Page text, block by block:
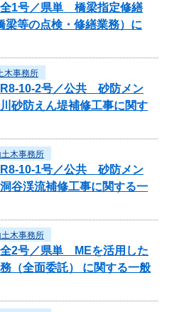
全1号／県単 橋梁指定修繕
梁等の点検・修繕業務）に
木事務所
R8-10-2号／公共 砂防メン
砂防えん堤補修工事に関す
木事務所
R8-10-1号／公共 砂防メン
谷渓流補修工事に関する一
木事務所
全2号／県単 MEを活用した
（全面委託） に関する一般